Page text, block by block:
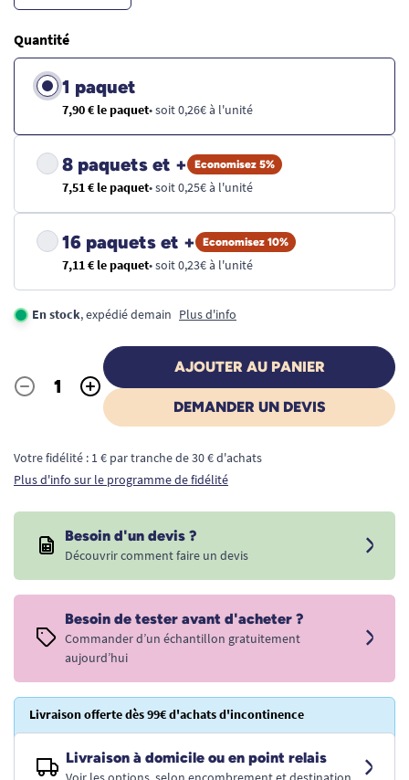
Quantité
1 paquet
7,90 € le paquet• soit 0,26€ à l'unité
8 paquets et + Economisez 5%
7,51 € le paquet• soit 0,25€ à l'unité
16 paquets et + Economisez 10%
7,11 € le paquet• soit 0,23€ à l'unité
En stock, expédié demain Plus d'info
Quantité
- +
AJOUTER AU PANIER
DEMANDER UN DEVIS
Votre fidélité : 1 € par tranche de 30 € d'achats
Plus d'info sur le programme de fidélité
Besoin d'un devis ?
Découvrir comment faire un devis
Besoin de tester avant d'acheter ?
Commander d’un échantillon gratuitement
aujourd’hui
Livraison offerte dès 99€ d'achats d'incontinence
Livraison à domicile ou en point relais